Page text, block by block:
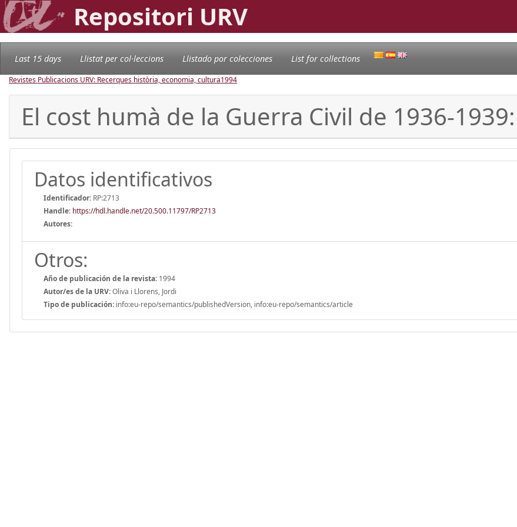
Repositori URV
Last 15 days Llistat per col·leccions Llistado por colecciones List for collections
Revistes Publicacions URV: Recerques història, economia, cultura1994
El cost humà de la Guerra Civil de 1936-
Datos identificativos
Identificador: RP:2713
Handle: https://hdl.handle.net/20.500.11797/RP2713
Autores:
Otros:
Año de publicación de la revista: 1994
Autor/es de la URV:Oliva i Llorens, Jordi
Tipo de publicación: info:eu-repo/semantics/publishedVersion, info:eu-repo/semantics/article